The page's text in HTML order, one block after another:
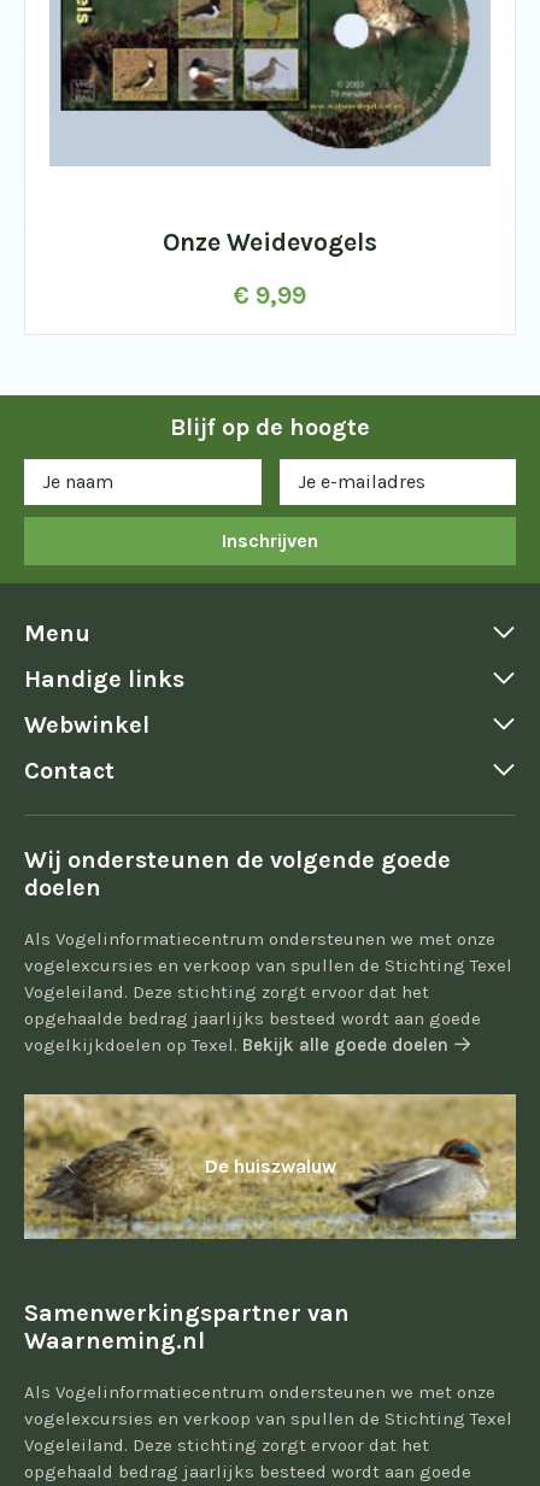
Onze Weidevogels
€ 9,99
Blijf op de hoogte
Inschrijven
Menu
Handige links
Webwinkel
Contact
Wij ondersteunen de volgende goede
doelen
Als Vogelinformatiecentrum ondersteunen we met onze
vogelexcursies en verkoop van spullen de Stichting Texel
Vogeleiland. Deze stichting zorgt ervoor dat het
opgehaalde bedrag jaarlijks besteed wordt aan goede
vogelkijkdoelen op Texel. Bekijk alle goede doelen
De huiszwaluw
Samenwerkingspartner van
Waarneming.nl
Als Vogelinformatiecentrum ondersteunen we met onze
vogelexcursies en verkoop van spullen de Stichting Texel
Vogeleiland. Deze stichting zorgt ervoor dat het
opgehaald bedrag jaarlijks besteed wordt aan goede